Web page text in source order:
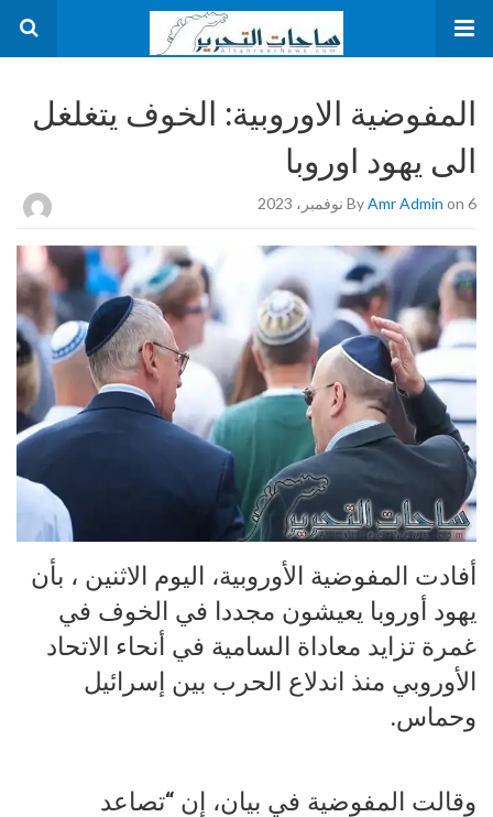
المفوضية الاوروبية: الخوف يتغلغل
الى يهود اوروبا
ByAmr Admin on 6 نوفمبر، 2023
أفادت المفوضية الأوروبية، اليوم الاثنين ، بأن
يهود أوروبا يعيشون مجددا في الخوف في
غمرة تزايد معاداة السامية في أنحاء الاتحاد
الأوروبي منذ اندلاع الحرب بين إسرائيل
وحماس.
وقالت المفوضية في بيان، إن “تصاعد